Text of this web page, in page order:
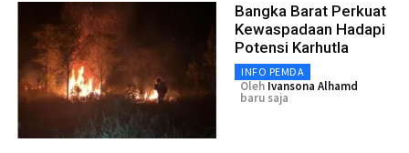
Bangka Barat Perkuat
Kewaspadaan Hadapi
Potensi Karhutla
INFO PEMDA
Oleh Ivansona Alhamd
baru saja